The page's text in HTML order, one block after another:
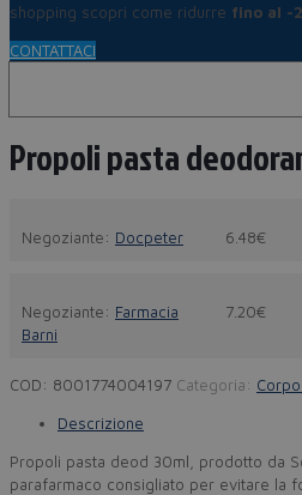
shopping scopri come ridurre fino al -
CONTATTACI
Propoli pasta
Negoziante: Docpeter 6.48€
Negoziante: Farmacia
Barni
7.20€
COD: 8001774004197 Categoria:
Descrizione
Propoli pasta deod 30ml, prodotto da
parafarmaco consigliato per evitare la